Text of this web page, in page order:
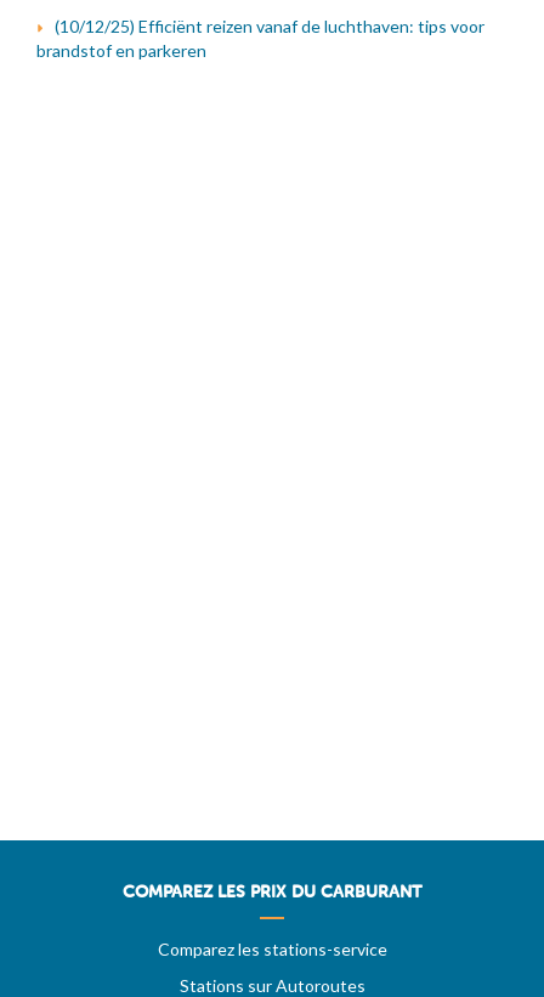
(10/12/25) Efficiënt reizen vanaf de luchthaven: tips voor
brandstof en parkeren
COMPAREZ LES PRIX DU CARBURANT
Comparez les stations-service
Stations sur Autoroutes